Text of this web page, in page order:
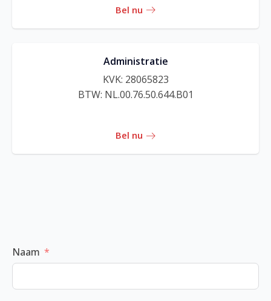
Bel nu
Administratie
KVK: 28065823
BTW: NL.00.76.50.644.B01
Bel nu
Naam